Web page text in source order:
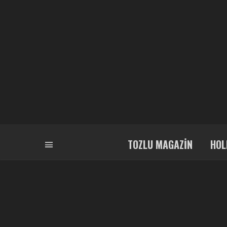
TOZLU MAGAZIN